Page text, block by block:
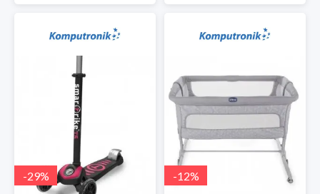
-29% -12%